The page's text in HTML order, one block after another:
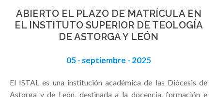
ABIERTO EL PLAZO DE MATRÍCULA EN
EL INSTITUTO SUPERIOR DE TEOLOGÍA
DE ASTORGA Y LEÓN
05 - septiembre - 2025
El ISTAL es una institución académica de las Diócesis de
Astorga y de León, destinada a la docencia, formación e